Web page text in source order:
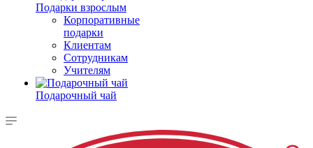
Подарки взрослым
Корпоративные
подарки
Клиентам
Сотрудникам
Учителям
Подарочный чай